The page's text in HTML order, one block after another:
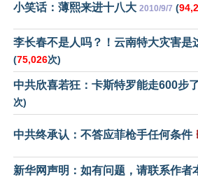
小笑话：薄熙来进十八大 2010/9/7 (
李长春不是人吗？！云南特大灾害是
(75,026次)
中共欣喜若狂：卡斯特罗能走600步
次)
中共终承认：不答应菲枪手任何条件
新华网声明：如有问题，请联系作者